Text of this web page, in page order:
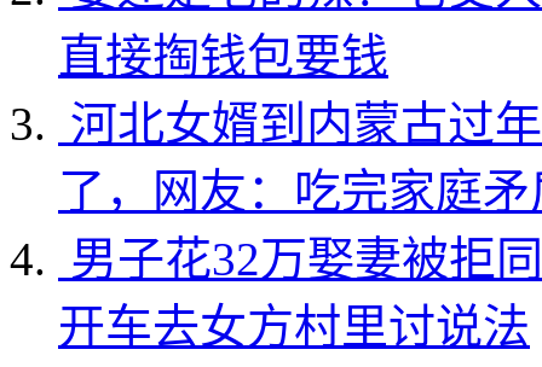
直接掏钱包要钱
河北女婿到内蒙古过
了，网友：吃完家庭
男子花32万娶妻被拒
开车去女方村里讨说法